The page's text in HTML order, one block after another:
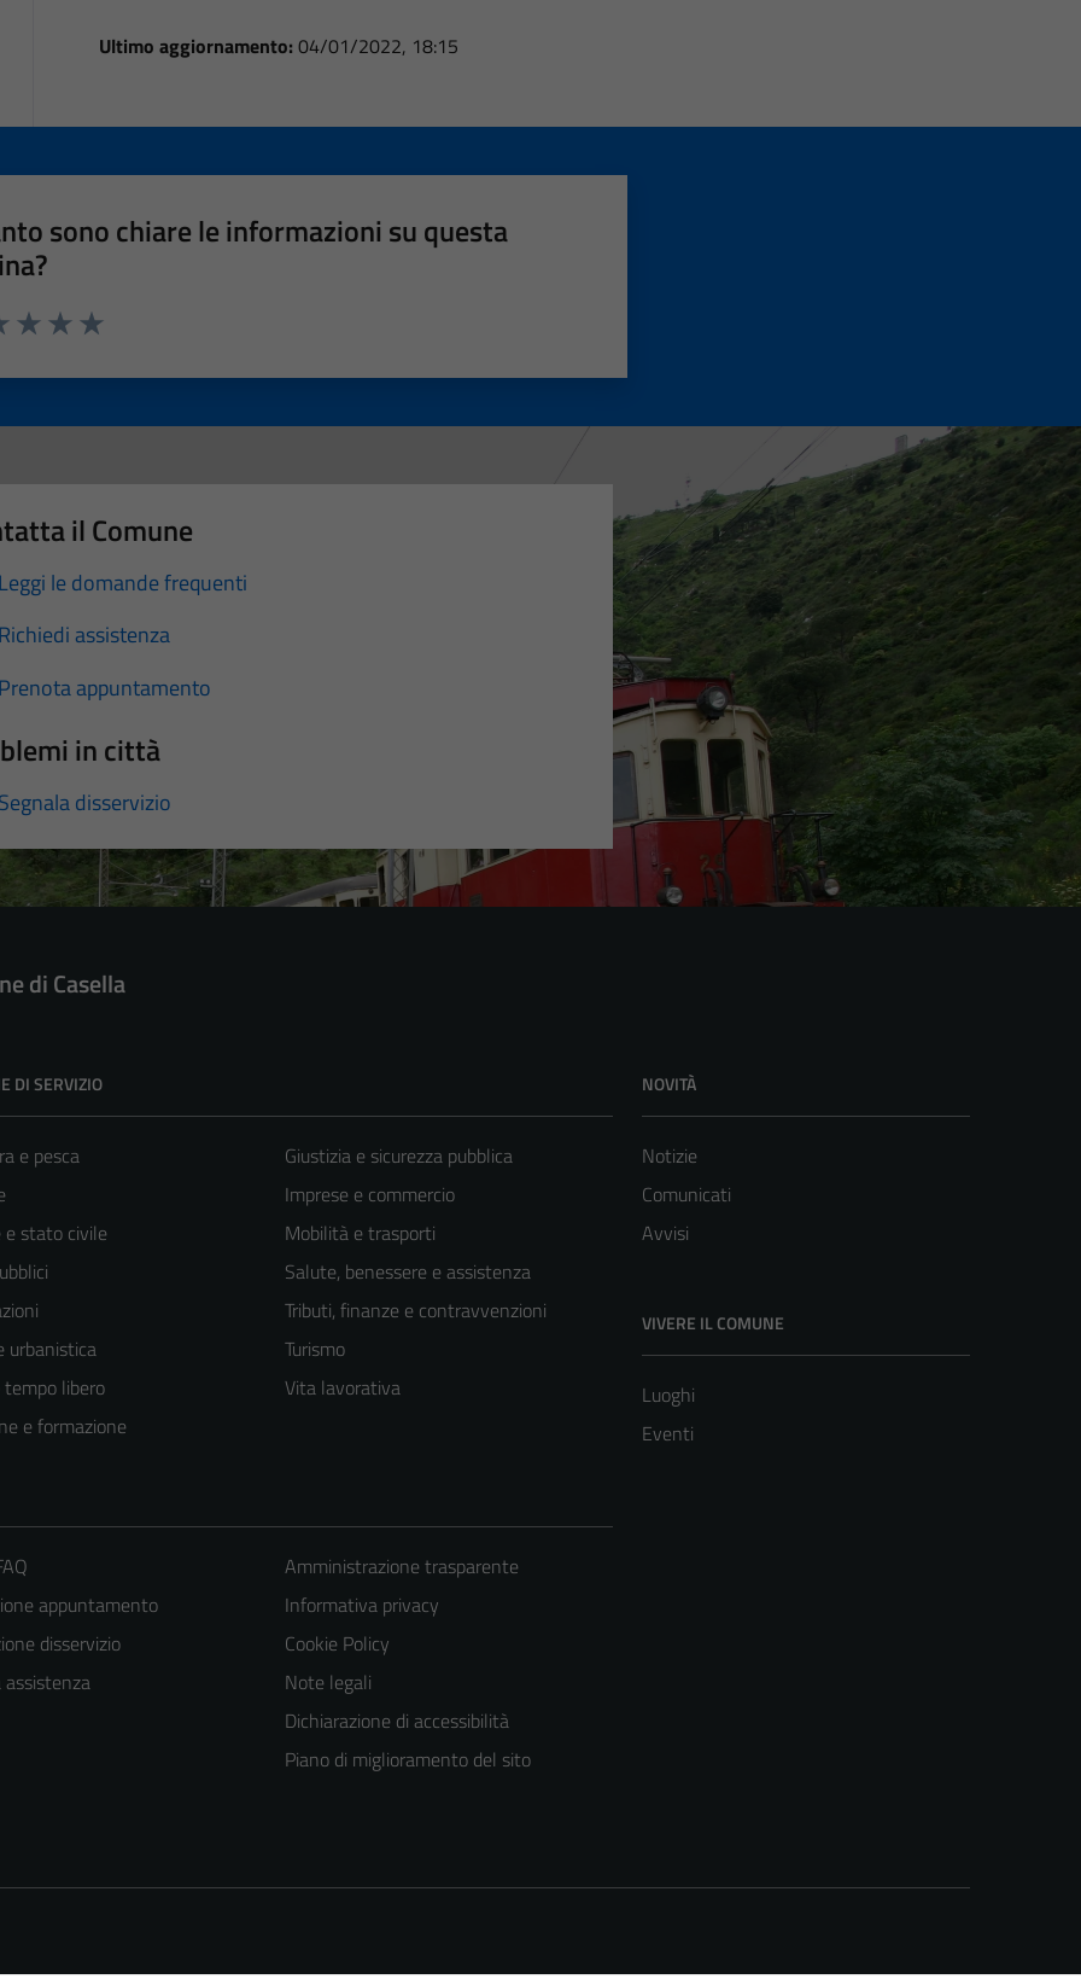
Ultimo aggiornamento: 04/01/2022, 18:15
sono chiare le informazioni su questa
il Comune
Leggi le domande frequenti
Richiedi assistenza
Prenota appuntamento
in città
Segnala disservizio
di Casella
DI SERVIZIO
e pesca
e stato civile
urbanistica
libero
e formazione
Giustizia e sicurezza pubblica
Imprese e commercio
Mobilità e trasporti
Salute, benessere e assistenza
Tributi, finanze e contravvenzioni
Turismo
Vita lavorativa
NOVITÀ
Notizie
Comunicati
Avvisi
VIVERE IL COMUNE
Luoghi
Eventi
appuntamento
disservizio
assistenza
Amministrazione trasparente
Informativa privacy
Cookie Policy
Note legali
Dichiarazione di accessibilità
Piano di miglioramento del sito